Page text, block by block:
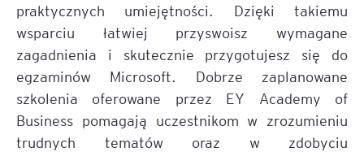
praktycznych umiejętności. Dzięki takiemu
wsparciu łatwiej przyswoisz wymagane
zagadnienia i skutecznie przygotujesz się do
egzaminów Microsoft. Dobrze zaplanowane
szkolenia oferowane przez EY Academy of
Business pomagają uczestnikom w zrozumieniu
trudnych tematów oraz w zdobyciu